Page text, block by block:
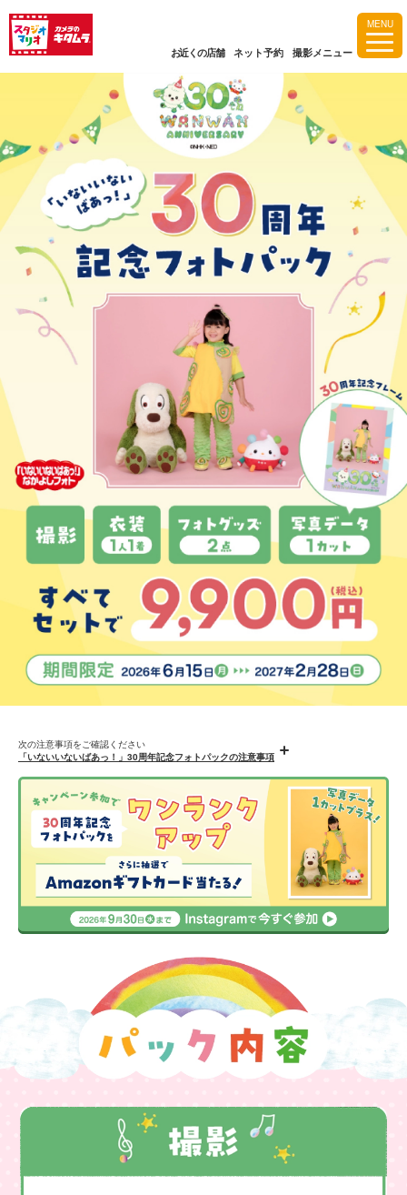
MENU
お近くの店舗 ネット予約 撮影メニュー
次の注意事項をご確認ください
「いないいないばあっ！」30周年記念フォトパックの注意事項